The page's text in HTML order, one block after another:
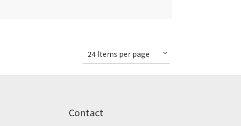
24 Items per page
Contact